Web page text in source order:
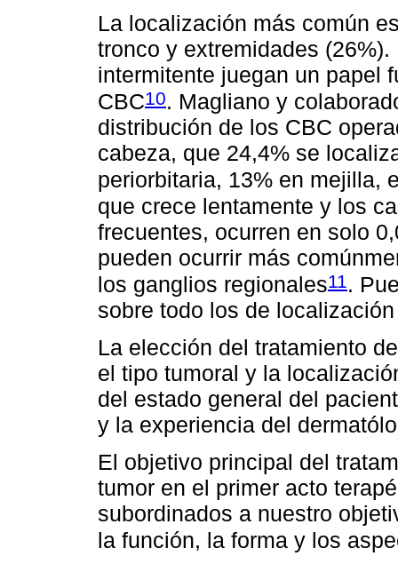
La localización más común
tronco y extremidades
intermitente juegan un papel
CBC10. Magliano y
distribución de los CBC
cabeza, que 24,4% se
periorbitaria, 13% en mejilla,
que crece lentamente y los
frecuentes, ocurren en solo
pueden ocurrir más
los ganglios regionales11 .
sobre todo los de
La elección del tratamiento
el tipo tumoral y la
del estado general del
y la experiencia del
El objetivo principal del
tumor en el primer acto
subordinados a nuestro
la función, la forma y los